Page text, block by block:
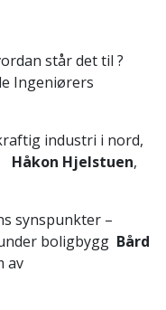
står det til ?
Ingeniørers
industri i nord,
Håkon Hjelstuen,
synspunkter –
boligbygg Bård
av